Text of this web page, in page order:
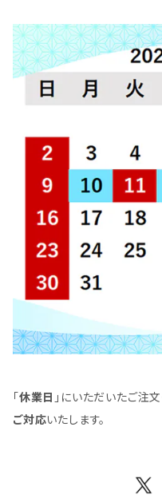
「休業日 」にいただいたご注
ご対応いたします。